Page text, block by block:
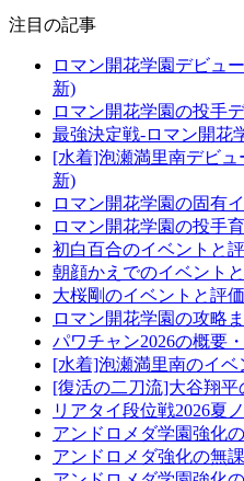
注目の記事
ロマン開花学園デビュ
新)
ロマン開花学園の投手
最強決定戦-ロマン開花
[水着]泡瀬満里南デビュ
新)
ロマン開花学園の固有
ロマン開花学園の投手
初白百合のイベントと
朝顔かえでのイベント
大桜剛のイベントと評価
ロマン開花学園の攻略
パワチャン2026の概要
[水着]泡瀬満里南のイベ
[復活の二刀流]大谷翔平
リアタイ段位戦2026夏
アンドロメダ学園強化
アンドロメダ強化の無